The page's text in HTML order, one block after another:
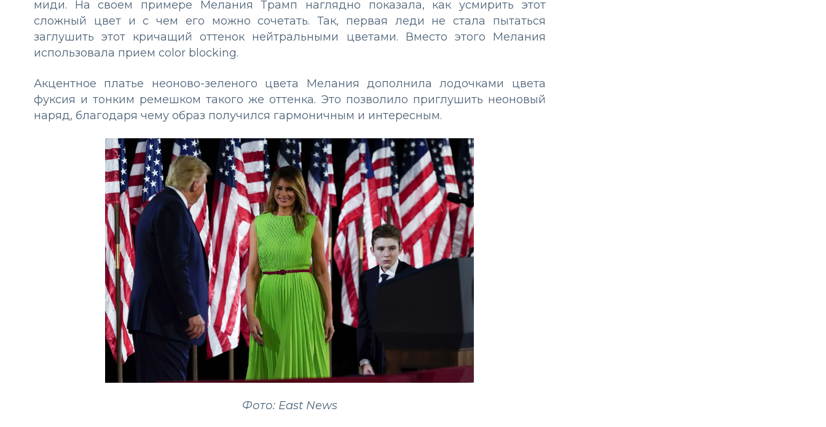
миди. На своем примере Мелания Трамп наглядно показала, как усмирить этот
сложный цвет и с чем его можно сочетать. Так, первая леди не стала пытаться
заглушить этот кричащий оттенок нейтральными цветами. Вместо этого Мелания
использовала прием color blocking.
Акцентное платье неоново-зеленого цвета Мелания дополнила лодочками цвета
фуксия и тонким ремешком такого же оттенка. Это позволило приглушить неоновый
наряд, благодаря чему образ получился гармоничным и интересным.
Фото: East News